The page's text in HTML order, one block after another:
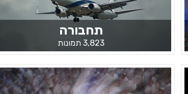
תחבורה
3,823 תמונות